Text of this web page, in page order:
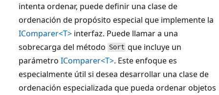
intenta ordenar, puede definir una clase de
ordenación de propósito especial que implemente la
IComparer<T> interfaz. Puede llamar a una
sobrecarga del método Sort que incluye un
parámetro IComparer<T>. Este enfoque es
especialmente útil si desea desarrollar una clase de
ordenación especializada que pueda ordenar objetos